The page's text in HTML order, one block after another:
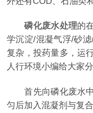
磷化废水处理的
学沉淀/混凝气浮/砂
复杂，投药量多，运
人行环境小编给大家
首先向磷化废水
匀后加入混凝剂与复